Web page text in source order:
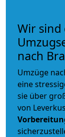
Wir sind
nach
Umzüge
eine
sie über
von